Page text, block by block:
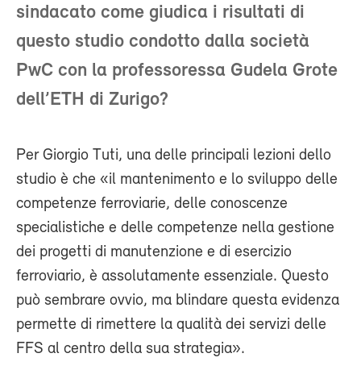
sindacato come giudica i risultati di
questo studio condotto dalla società
PwC con la professoressa Gudela Grote
dell’ETH di Zurigo?
Per Giorgio Tuti, una delle principali lezioni dello
studio è che «il mantenimento e lo sviluppo delle
competenze ferroviarie, delle conoscenze
specialistiche e delle competenze nella gestione
dei progetti di manutenzione e di esercizio
ferroviario, è assolutamente essenziale. Questo
può sembrare ovvio, ma blindare questa evidenza
permette di rimettere la qualità dei servizi delle
FFS al centro della sua strategia».